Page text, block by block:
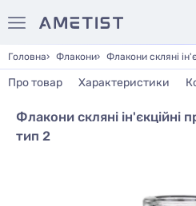
Головна Флакони Флакони скляні
Про товар Характеристики
Флакони скляні ін'єкційні
тип 2